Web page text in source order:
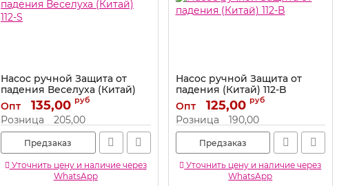
Насос ручной Защита от
падения Веселуха (Китай)
112-S
Артикул: 112-S
Опт 135,00 руб
Розница 205,00
Предзаказ
Уточнить цену и наличие через
WhatsApp
Насос ручной Защита от
падения (Китай) 112-B
Артикул: 112-B
Опт 125,00 руб
Розница 190,00
Предзаказ
Уточнить цену и наличие через
WhatsApp